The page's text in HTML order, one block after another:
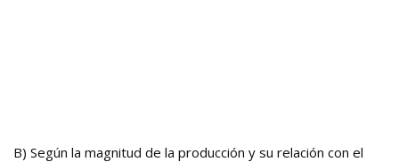
B) Según la magnitud de la producción y su relación con el